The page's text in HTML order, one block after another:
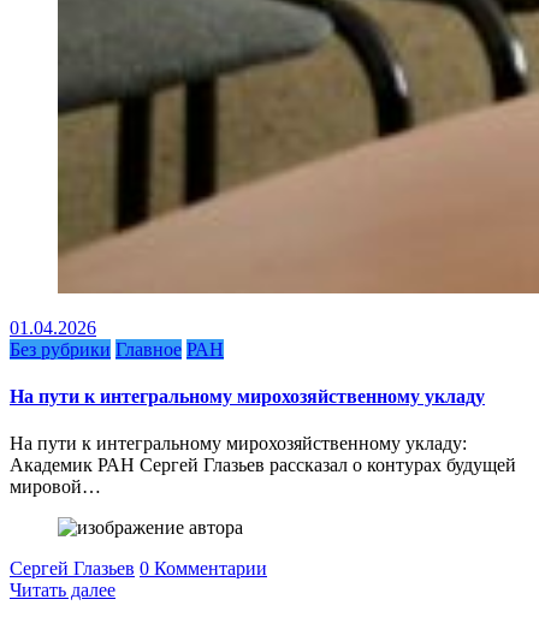
01.04.2026
Без рубрики Главное РАН
На пути к интегральному мирохозяйственному укладу
На пути к интегральному мирохозяйственному укладу:
Академик РАН Сергей Глазьев рассказал о контурах будущей
мировой…
Сергей Глазьев 0 Комментарии
Читать далее